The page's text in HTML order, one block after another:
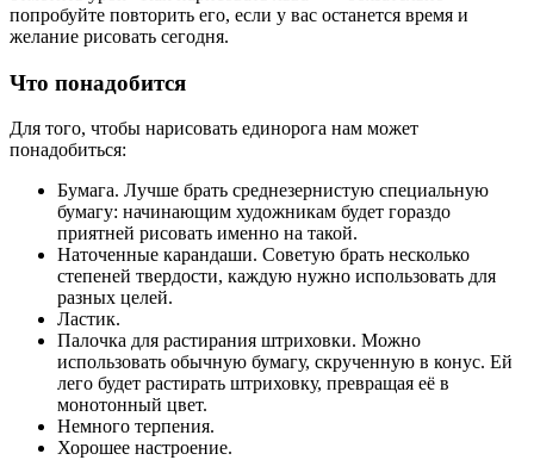
попробуйте повторить его, если у вас останется время и
желание рисовать сегодня.
Что понадобится
Для того, чтобы нарисовать единорога нам может
понадобиться:
Бумага. Лучше брать среднезернистую специальную
бумагу: начинающим художникам будет гораздо
приятней рисовать именно на такой.
Наточенные карандаши. Советую брать несколько
степеней твердости, каждую нужно использовать для
разных целей.
Ластик.
Палочка для растирания штриховки. Можно
использовать обычную бумагу, скрученную в конус. Ей
лего будет растирать штриховку, превращая её в
монотонный цвет.
Немного терпения.
Хорошее настроение.